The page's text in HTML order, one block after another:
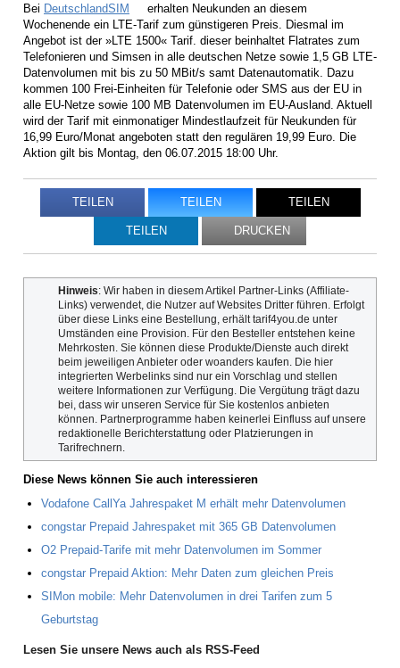
Bei DeutschlandSIM
erhalten Neukunden an diesem
Wochenende ein LTE-Tarif zum günstigeren Preis. Diesmal im
Angebot ist der »LTE 1500« Tarif. dieser beinhaltet Flatrates zum
Telefonieren und Simsen in alle deutschen Netze sowie 1,5 GB LTE-
Datenvolumen mit bis zu 50 MBit/s samt Datenautomatik. Dazu
kommen 100 Frei-Einheiten für Telefonie oder SMS aus der EU in
alle EU-Netze sowie 100 MB Datenvolumen im EU-Ausland. Aktuell
wird der Tarif mit einmonatiger Mindestlaufzeit für Neukunden für
16,99 Euro/Monat angeboten statt den regulären 19,99 Euro. Die
Aktion gilt bis Montag, den 06.07.2015 18:00 Uhr.
TEILEN TEILEN TEILEN
TEILEN DRUCKEN
Hinweis: Wir haben in diesem Artikel Partner-Links (Affiliate-
Links) verwendet, die Nutzer auf Websites Dritter führen. Erfolgt
über diese Links eine Bestellung, erhält tarif4you.de unter
Umständen eine Provision. Für den Besteller entstehen keine
Mehrkosten. Sie können diese Produkte/Dienste auch direkt
beim jeweiligen Anbieter oder woanders kaufen. Die hier
integrierten Werbelinks sind nur ein Vorschlag und stellen
weitere Informationen zur Verfügung. Die Vergütung trägt dazu
bei, dass wir unseren Service für Sie kostenlos anbieten
können. Partnerprogramme haben keinerlei Einfluss auf unsere
redaktionelle Berichterstattung oder Platzierungen in
Tarifrechnern.
Diese News können Sie auch interessieren
Vodafone CallYa Jahrespaket M erhält mehr Datenvolumen
congstar Prepaid Jahrespaket mit 365 GB Datenvolumen
O2 Prepaid-Tarife mit mehr Datenvolumen im Sommer
congstar Prepaid Aktion: Mehr Daten zum gleichen Preis
SIMon mobile: Mehr Datenvolumen in drei Tarifen zum 5
Geburtstag
Lesen Sie unsere News auch als RSS-Feed